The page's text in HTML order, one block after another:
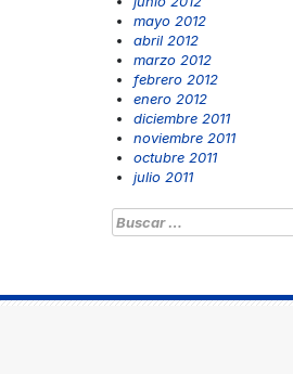
mayo 2012
abril 2012
marzo 2012
febrero 2012
enero 2012
diciembre 2011
noviembre 2011
octubre 2011
julio 2011
Buscar: